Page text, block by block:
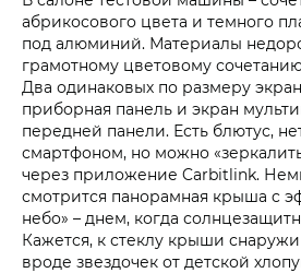
абрикосового цвета и темного
под алюминий. Материалы
грамотному цветовому
Два одинаковых по размеру
приборная панель и экран
передней панели. Есть блютус,
смартфоном, но можно
через приложение Carbitlink.
смотрится панорамная крыша c
небо» – днем, когда
Кажется, к стеклу крыши
вроде звездочек от детской